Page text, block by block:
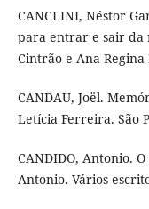
CANCLINI, Néstor
para entrar e sair da
Cintrão e Ana Regina
CANDAU, Joël.
Letícia Ferreira. São
CANDIDO, Antonio.
Antonio. Vários